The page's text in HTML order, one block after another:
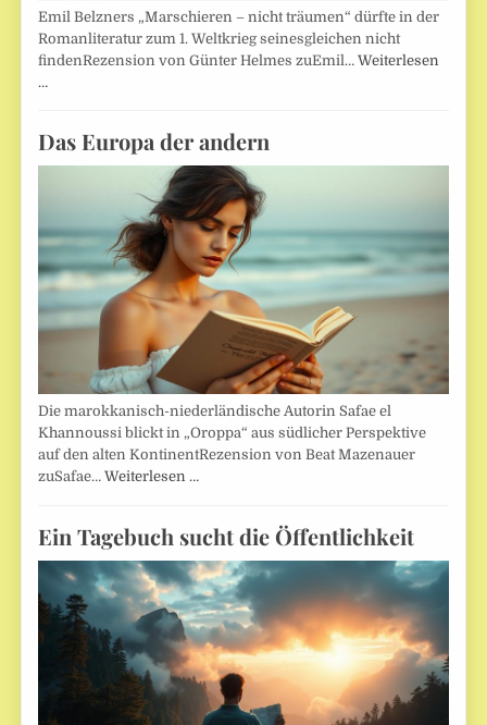
Emil Belzners „Marschieren – nicht träumen“ dürfte in der
Romanliteratur zum 1. Weltkrieg seinesgleichen nicht
findenRezension von Günter Helmes zuEmil…Weiterlesen
…
Das Europa der andern
Die marokkanisch-niederländische Autorin Safae el
Khannoussi blickt in „Oroppa“ aus südlicher Perspektive
auf den alten KontinentRezension von Beat Mazenauer
zuSafae…Weiterlesen …
Ein Tagebuch sucht die Öffentlichkeit